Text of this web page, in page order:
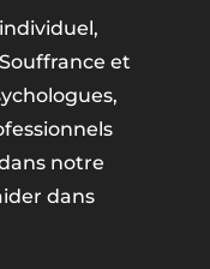
et
notre
dans